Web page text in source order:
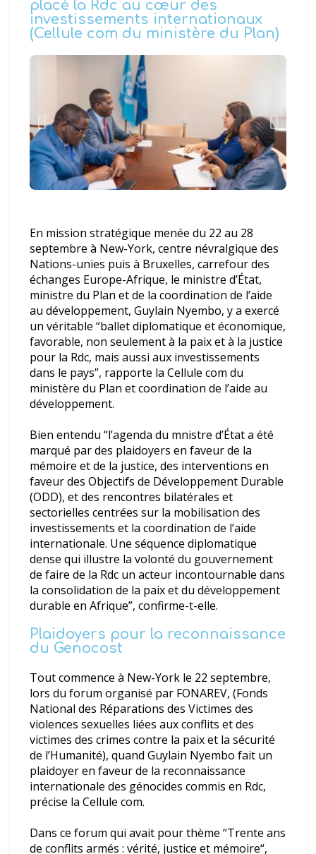
FC mises à leur charge
DRC-Passeport : Crise totale de
la délivrance des passeports
ordinaires dans l’Est de la RDC et
au Burundi – Des millions de
Congolais littéralement piégés
placé la Rdc au cœur des
investissements internationaux
(Cellule com du ministère du Plan)
En mission stratégique menée du 22 au 28
septembre à New-York, centre névralgique des
Nations-unies puis à Bruxelles, carrefour des
échanges Europe-Afrique, le ministre d’État,
ministre du Plan et de la coordination de l’aide
au développement, Guylain Nyembo, y a exercé
un véritable “ballet diplomatique et économique,
favorable, non seulement à la paix et à la justice
pour la Rdc, mais aussi aux investissements
dans le pays”, rapporte la Cellule com du
ministère du Plan et coordination de l’aide au
développement.
Bien entendu “l’agenda du mnistre d’État a été
marqué par des plaidoyers en faveur de la
mémoire et de la justice, des interventions en
faveur des Objectifs de Développement Durable
(ODD), et des rencontres bilatérales et
sectorielles centrées sur la mobilisation des
investissements et la coordination de l’aide
internationale. Une séquence diplomatique
dense qui illustre la volonté du gouvernement
de faire de la Rdc un acteur incontournable dans
la consolidation de la paix et du développement
durable en Afrique”, confirme-t-elle.
Plaidoyers pour la reconnaissance
du Genocost
Tout commence à New-York le 22 septembre,
lors du forum organisé par FONAREV, (Fonds
National des Réparations des Victimes des
violences sexuelles liées aux conflits et des
victimes des crimes contre la paix et la sécurité
de l’Humanité), quand Guylain Nyembo fait un
plaidoyer en faveur de la reconnaissance
internationale des génocides commis en Rdc,
précise la Cellule com.
Dans ce forum qui avait pour thème “Trente ans
de conflits armés : vérité, justice et mémoire“,